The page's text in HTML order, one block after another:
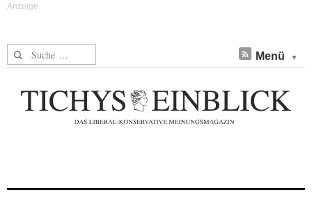
Suche nach: Menü